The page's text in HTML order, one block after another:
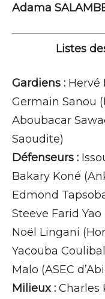
Adama
Listes
Gardiens : Hervé
Germain Sanou
Aboubacar
Saoudite)
Défenseurs :
Bakary Koné
Edmond
Steeve Farid Yao
Noël Lingani
Yacouba
Malo (ASEC
Milieux : Charles